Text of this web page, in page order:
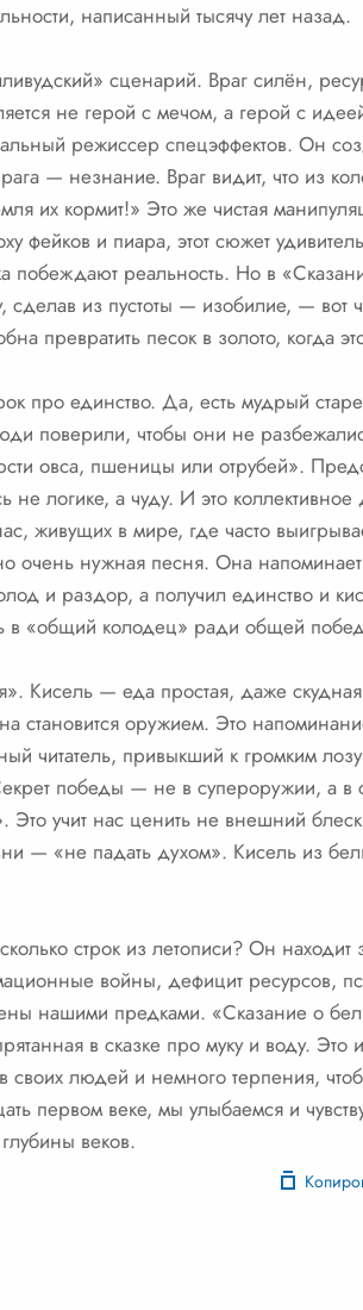
написанный тысячу лет назад.
сценарий. Враг силён,
не герой с мечом, а герой с
режиссер спецэффектов. Он
— незнание. Враг видит, что из
их кормит!» Это же чистая
фейков и пиара, этот сюжет
реальность. Но в
из пустоты — изобилие, — вот
превратить песок в золото, когда
про единство. Да, есть мудрый
поверили, чтобы они не
овса, пшеницы или отрубей».
логике, а чуду. И это коллективное
в мире, где часто
очень нужная песня. Она
и раздор, а получил единство и
в «общий колодец» ради общей
Кисель — еда простая, даже
становится оружием. Это
читатель, привыкший к громким
победы — не в супероружии, а в
Это учит нас ценить не внешний
— «не падать духом». Кисель из
строк из летописи? Он
войны, дефицит ресурсов,
нашими предками. «Сказание о
в сказке про муку и воду. Это
людей и немного терпения,
первом веке, мы улыбаемся и
веков.